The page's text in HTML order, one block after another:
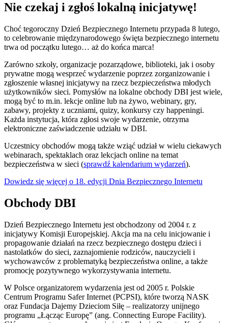
Nie czekaj i zgłoś lokalną inicjatywę!
Choć tegoroczny Dzień Bezpiecznego Internetu przypada 8 lutego,
to celebrowanie międzynarodowego święta bezpiecznego internetu
trwa od początku lutego… aż do końca marca!
Zarówno szkoły, organizacje pozarządowe, biblioteki, jak i osoby
prywatne mogą wesprzeć wydarzenie poprzez zorganizowanie i
zgłoszenie własnej inicjatywy na rzecz bezpieczeństwa młodych
użytkowników sieci. Pomysłów na lokalne obchody DBI jest wiele,
mogą być to m.in. lekcje online lub na żywo, webinary, gry,
zabawy, projekty z uczniami, quizy, konkursy czy happeningi.
Każda instytucja, która zgłosi swoje wydarzenie, otrzyma
elektroniczne zaświadczenie udziału w DBI.
Uczestnicy obchodów mogą także wziąć udział w wielu ciekawych
webinarach, spektaklach oraz lekcjach online na temat
bezpieczeństwa w sieci (sprawdź kalendarium wydarzeń).
Dowiedz się więcej o 18. edycji Dnia Bezpiecznego Internetu
Obchody DBI
Dzień Bezpiecznego Internetu jest obchodzony od 2004 r. z
inicjatywy Komisji Europejskiej. Akcja ma na celu inicjowanie i
propagowanie działań na rzecz bezpiecznego dostępu dzieci i
nastolatków do sieci, zaznajomienie rodziców, nauczycieli i
wychowawców z problematyką bezpieczeństwa online, a także
promocję pozytywnego wykorzystywania internetu.
W Polsce organizatorem wydarzenia jest od 2005 r. Polskie
Centrum Programu Safer Internet (PCPSI), które tworzą NASK
oraz Fundacja Dajemy Dzieciom Siłę – realizatorzy unijnego
programu „Łącząc Europę” (ang. Connecting Europe Facility).